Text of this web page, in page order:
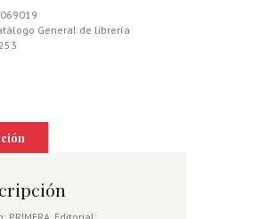
General de librería